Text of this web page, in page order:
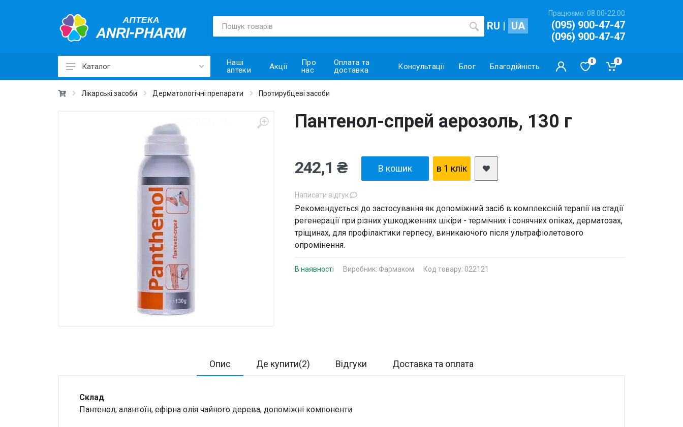
RU | UA
Працюємо: 08.00-22.00
(095) 900-47-47
(096) 900-47-47
Каталог
Лікарські засоби ›
Медичні товари та техніка ›
Лікувальна косметика ›
Косметика CODERMA KIDS
Наші
аптеки
Акції
Про
нас
Оплата та
доставка
Консультації Блог Благодійність
0 0
Лікарські засоби Дерматологічні препарати Протирубцеві засоби
Пантенол-спрей аерозоль, 130 г
Написати відгук
Рекомендується до застосування як допоміжний засіб в комплексній терапії на стадії
регенерації при різних ушкодженнях шкіри - термічних і сонячних опіках, дерматозах,
тріщинах, для профілактики герпесу, виникаючого після ультрафіолетового
опромінення.
В наявності Виробник: Фармаком Код товару: 022121
242,1 ₴ В кошик в 1 клiк
Опис Де купити(2) Відгуки Доставка та оплата
Склад
Пантенол, алантоїн, ефірна олія чайного дерева, допоміжні компоненти.